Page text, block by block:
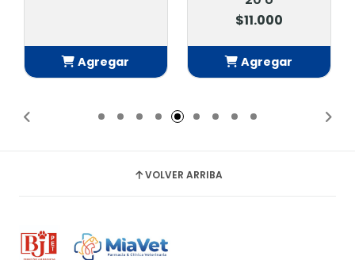
Agregar
Agregar
VOLVER ARRIBA